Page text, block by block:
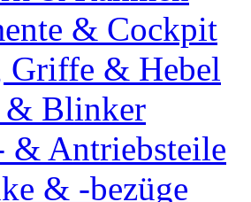
& Cockpit
Griffe & Hebel
& Blinker
& Antriebsteile
& -bezüge